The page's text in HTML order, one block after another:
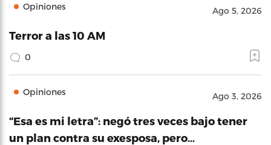
Opiniones Ago 5, 2026
Terror a las 10 AM
0
Opiniones Ago 3, 2026
“Esa es mi letra”: negó tres veces bajo tener
un plan contra su exesposa, pero…